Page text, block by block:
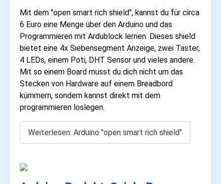
Mit dem "open smart rich shield", kannst du für circa
6 Euro eine Menge über den Arduino und das
Programmieren mit Ardublock lernen. Dieses shield
bietet eine 4x Siebensegment Anzeige, zwei Taster,
4 LEDs, einem Poti, DHT Sensor und vieles andere.
Mit so einem Board musst du dich nicht um das
Stecken von Hardware auf einem Breadbord
kümmern, sondern kannst direkt mit dem
programmieren loslegen.
Weiterlesen: Arduino "open smart rich shield"